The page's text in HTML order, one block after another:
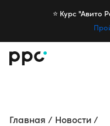
⭐️ Курс "Авито
Главная
Новости